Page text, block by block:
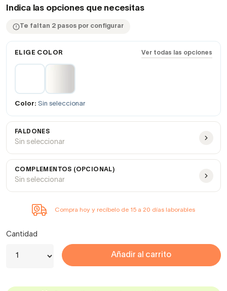
Indica las opciones que necesitas
Te faltan 2 pasos por configurar
ELIGE COLOR Ver todas las opciones
Color: Sin seleccionar
FALDONES
Sin seleccionar
COMPLEMENTOS (OPCIONAL)
Sin seleccionar
Compra hoy y recíbelo de 15 a 20 días laborables
Cantidad
Añadir al carrito